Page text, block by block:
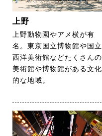
上野
上野動物園やアメ横が有
名。東京国立博物館や国立
西洋美術館などたくさんの
美術館や博物館がある文化
的な地域。